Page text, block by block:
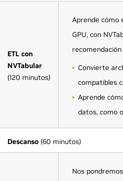
ETL con
NVTabular
(120 minutos)
Aprende cómo
GPU, con
Convierte
compatibles
Aprende
datos, como
Descanso (60 minutos)
Nos